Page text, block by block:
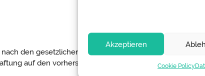
Akzeptieren
Cookie Policy
den gesetzlichen Bestimmungen, sofern a-broker
auf den vorhersehbaren, typischerweise